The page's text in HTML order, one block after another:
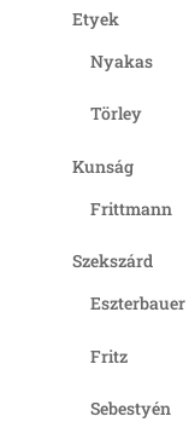
Etyek
Nyakas
Törley
Kunság
Frittmann
Szekszárd
Eszterbauer
Fritz
Sebestyén